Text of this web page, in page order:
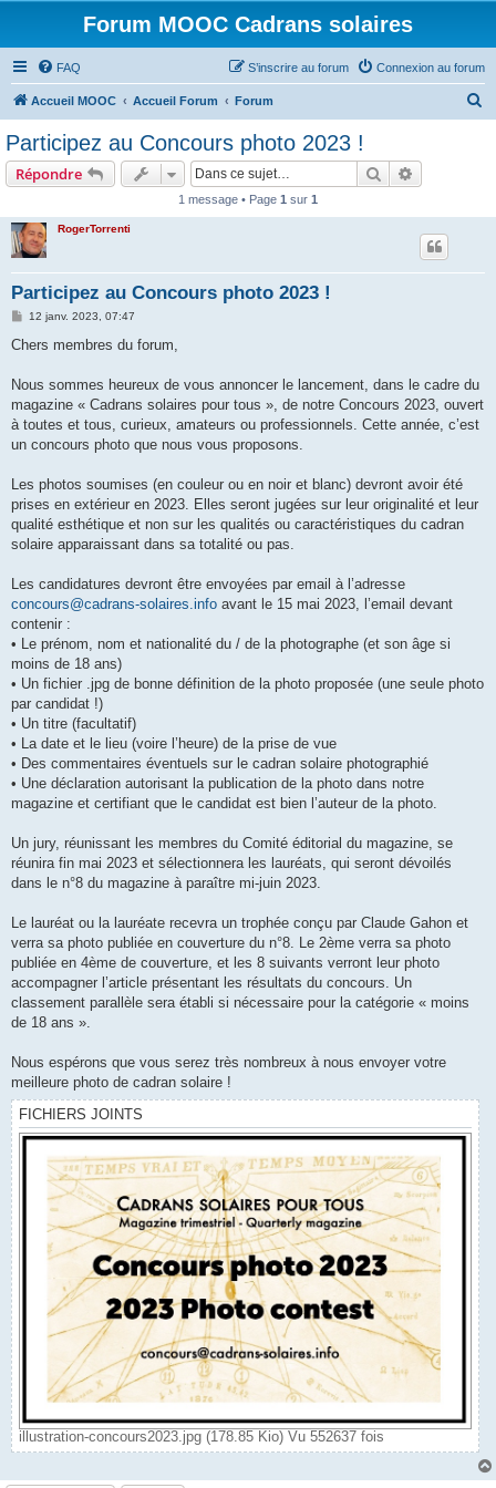
Forum MOOC Cadrans solaires
FAQ Connexion au forum
S’inscrire au forum
Accueil MOOC Accueil Forum Forum
Participez au Concours photo 2023 !
Répondre Rechercher
1 message • Page 1 sur 1
RogerTorrenti
Participez au Concours photo 2023 !
M
s
g
12 janv. 2023, 07:47
Chers membres du forum,
Nous sommes heureux de vous annoncer le lancement, dans le cadre du
magazine « Cadrans solaires pour tous », de notre Concours 2023, ouvert
à toutes et tous, curieux, amateurs ou professionnels. Cette année, c’est
un concours photo que nous vous proposons.
Les photos soumises (en couleur ou en noir et blanc) devront avoir été
prises en extérieur en 2023. Elles seront jugées sur leur originalité et leur
qualité esthétique et non sur les qualités ou caractéristiques du cadran
solaire apparaissant dans sa totalité ou pas.
Les candidatures devront être envoyées par email à l’adresse
concours@cadrans-solaires.info avant le 15 mai 2023, l’email devant
contenir :
• Le prénom, nom et nationalité du / de la photographe (et son âge si
moins de 18 ans)
• Un fichier .jpg de bonne définition de la photo proposée (une seule photo
par candidat !)
• Un titre (facultatif)
• La date et le lieu (voire l’heure) de la prise de vue
• Des commentaires éventuels sur le cadran solaire photographié
• Une déclaration autorisant la publication de la photo dans notre
magazine et certifiant que le candidat est bien l’auteur de la photo.
Un jury, réunissant les membres du Comité éditorial du magazine, se
réunira fin mai 2023 et sélectionnera les lauréats, qui seront dévoilés
dans le n°8 du magazine à paraître mi-juin 2023.
Le lauréat ou la lauréate recevra un trophée conçu par Claude Gahon et
verra sa photo publiée en couverture du n°8. Le 2ème verra sa photo
publiée en 4ème de couverture, et les 8 suivants verront leur photo
accompagner l’article présentant les résultats du concours. Un
classement parallèle sera établi si nécessaire pour la catégorie « moins
de 18 ans ».
Nous espérons que vous serez très nombreux à nous envoyer votre
meilleure photo de cadran solaire !
FICHIERS JOINTS
illustration-concours2023.jpg (178.85 Kio) Vu 552637 fois